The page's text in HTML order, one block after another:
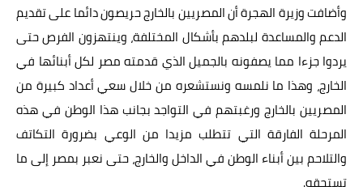
وأضافت وزيرة الهجرة أن المصريين بالخارج حريصون دائما على تقديم
الدعم والمساعدة لبلدهم بأشكال المختلفة، وينتهزون الفرص حتى
يردوا جزءا مما يصفونه بالجميل الذي قدمته مصر لكل أبنائها في
الخارج، وهذا ما نلمسه ونستشعره من خلال سعي أعداد كبيرة من
المصريين بالخارج ورغبتهم في التواجد بجانب هذا الوطن في هذه
المرحلة الفارقة التي تتطلب مزيدا من الوعي بضرورة التكاتف
والتلاحم بين أبناء الوطن في الداخل والخارج، حتى نعبر بمصر إلى ما
تستحقه.